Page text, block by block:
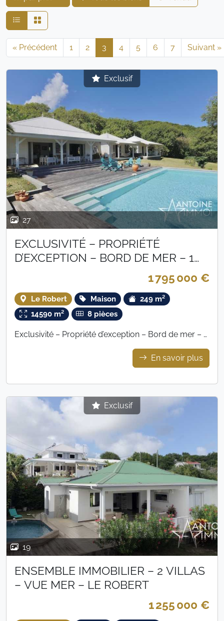
« Précédent 1 2 3 4 5 6 7 Suivant »
Exclusif
27
EXCLUSIVITÉ – PROPRIÉTÉ
D’EXCEPTION – BORD DE MER – 1
1 795 000 €
Le Robert Maison
249 m²
14590 m²
8 pièces
Exclusivité – Propriété d’exception – Bord de mer – 1
En savoir plus
Exclusif
19
ENSEMBLE IMMOBILIER – 2 VILLAS
– VUE MER – LE ROBERT
1 255 000 €